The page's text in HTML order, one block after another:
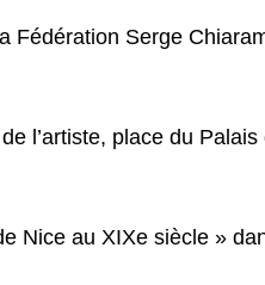
Fédération Serge
l’artiste, place du
Nice au XIXe siècle »